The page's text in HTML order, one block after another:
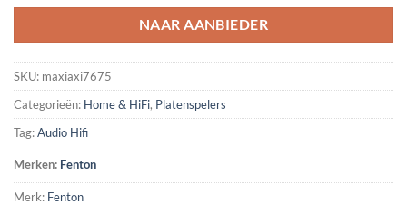
NAAR AANBIEDER
SKU: maxiaxi7675
Categorieën: Home & HiFi, Platenspelers
Tag:Audio Hifi
Merken: Fenton
Merk: Fenton